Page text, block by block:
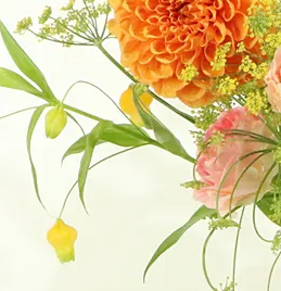
Stem Type
vs 스프레이 장미
송이의 수와 꽃송이 크기가 달라요
스탠다드 장미
중심 줄기 1대에 꽃 1송이
가 달려있는